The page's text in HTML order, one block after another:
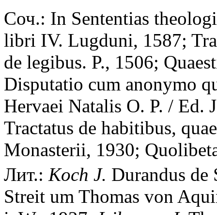
Соч.: In Sententias
libri IV. Lugduni, 1587;
de legibus. P., 1506;
Disputatio cum anonymo
Hervaei Natalis O. P. / Ed.
Tractatus de habitibus,
Monasterii, 1930;
Лит.: Koch J. Durandus de
Streit um Thomas von